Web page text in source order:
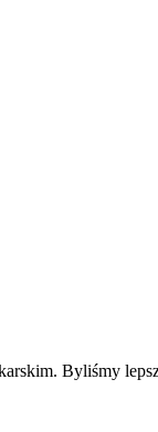
Byliśmy